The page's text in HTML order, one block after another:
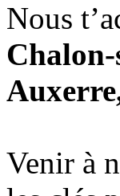
Nous
Chalon-
Venir à